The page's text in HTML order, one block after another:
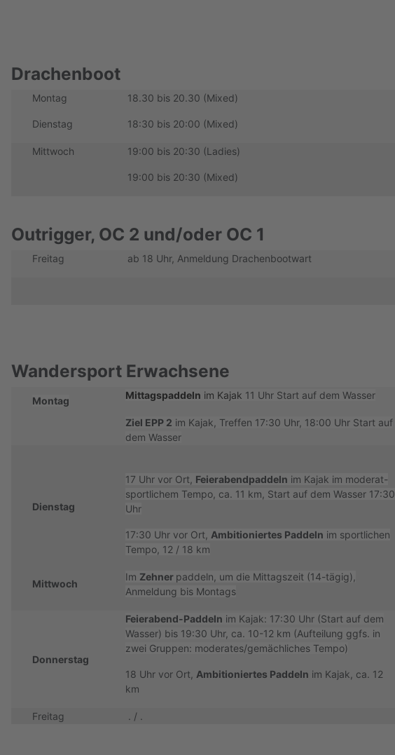
Drachenboot
Montag
Dienstag
18.30 bis 20.30 (Mixed)
18:30 bis 20:00 (Mixed)
Mittwoch 19:00 bis 20:30 (Ladies)
19:00 bis 20:30 (Mixed)
Outrigger, OC 2 und/oder OC 1
Freitag ab 18 Uhr, Anmeldung Drachenbootwart
Wandersport Erwachsene
Montag Mittagspaddeln im Kajak 11 Uhr Start auf dem Wasser
Ziel EPP 2 im Kajak, Treffen 17:30 Uhr, 18:00 Uhr Start auf
dem Wasser
Dienstag
17 Uhr vor Ort, Feierabendpaddeln im Kajak im moderat-
sportlichem Tempo, ca. 11 km, Start auf dem Wasser 17:30
Uhr
17:30 Uhr vor Ort, Ambitioniertes Paddeln im sportlichen
Tempo, 12 / 18 km
Mittwoch
Im Zehner paddeln, um die Mittagszeit (14-tägig),
Anmeldung bis Montags
Donnerstag
Feierabend-Paddeln im Kajak: 17:30 Uhr (Start auf dem
Wasser) bis 19:30 Uhr, ca. 10-12 km (Aufteilung ggfs. in
zwei Gruppen: moderates/gemächliches Tempo)
18 Uhr vor Ort, Ambitioniertes Paddeln im Kajak, ca. 12
km
Freitag . / .